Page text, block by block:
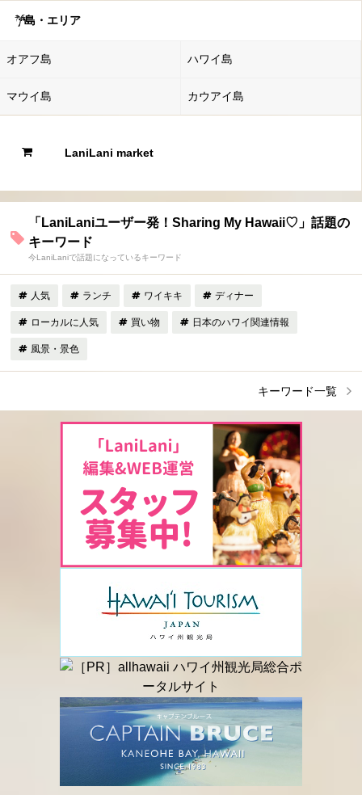
島・エリア
オアフ島 ハワイ島
マウイ島 カウアイ島
LaniLani market
「LaniLaniユーザー発！Sharing My Hawaii♡」話題の
キーワード
今LaniLaniで話題になっているキーワード
人気 ランチ ワイキキ ディナー
ローカルに人気 買い物 日本のハワイ関連情報
風景・景色
キーワード一覧